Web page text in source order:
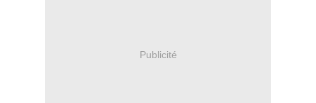
Publicité